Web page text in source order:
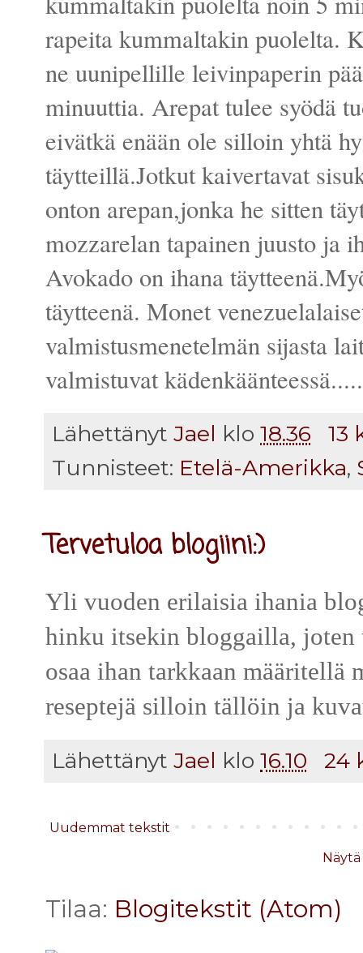
rapeita kummaltakin puolelta.
ne uunipellille leivinpaperin
minuuttia. Arepat tulee syödä
eivätkä enään ole silloin yhtä
täytteillä.Jotkut kaivertavat
onton arepan,jonka he sitten
mozzarelan tapainen juusto ja
Avokado on ihana
täytteenä. Monet
valmistusmenetelmän sijasta
valmistuvat kädenkäänteessä.....
Lähettänyt Jael klo 18.36
13
Tunnisteet: Etelä-Amerikka,
Tervetuloa blogiini:)
Yli vuoden erilaisia ihania
hinku itsekin bloggailla, joten
osaa ihan tarkkaan määritellä
reseptejä silloin tällöin ja
Lähettänyt Jael klo 16.10 24
Uudemmat tekstit
Tilaa: Blogitekstit (Atom)